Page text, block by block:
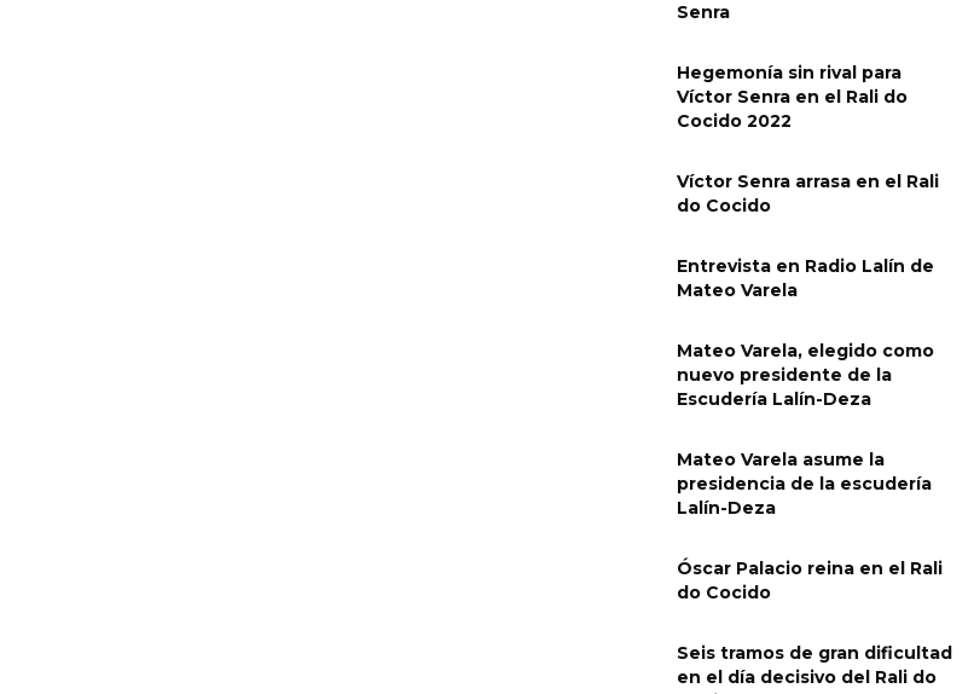
Senra
Hegemonía sin rival para
Víctor Senra en el Rali do
Cocido 2022
Víctor Senra arrasa en el Rali
do Cocido
Entrevista en Radio Lalín de
Mateo Varela
Mateo Varela, elegido como
nuevo presidente de la
Escudería Lalín-Deza
Mateo Varela asume la
presidencia de la escudería
Lalín-Deza
Óscar Palacio reina en el Rali
do Cocido
Seis tramos de gran dificultad
en el día decisivo del Rali do